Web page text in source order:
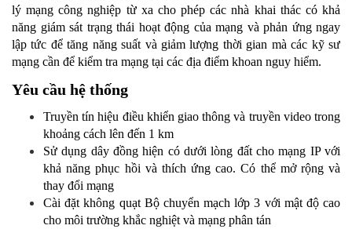
lý mạng công nghiệp từ xa cho phép các nhà khai thác có khả
năng giám sát trạng thái hoạt động của mạng và phản ứng ngay
lập tức để tăng năng suất và giảm lượng thời gian mà các kỹ sư
mạng cần để kiểm tra mạng tại các địa điểm khoan nguy hiểm.
Yêu cầu hệ thống
Truyền tín hiệu điều khiển giao thông và truyền video trong
khoảng cách lên đến 1 km
Sử dụng dây đồng hiện có dưới lòng đất cho mạng IP với
khả năng phục hồi và thích ứng cao. Có thể mở rộng và
thay đổi mạng
Cài đặt không quạt Bộ chuyển mạch lớp 3 với mật độ cao
cho môi trường khắc nghiệt và mạng phân tán